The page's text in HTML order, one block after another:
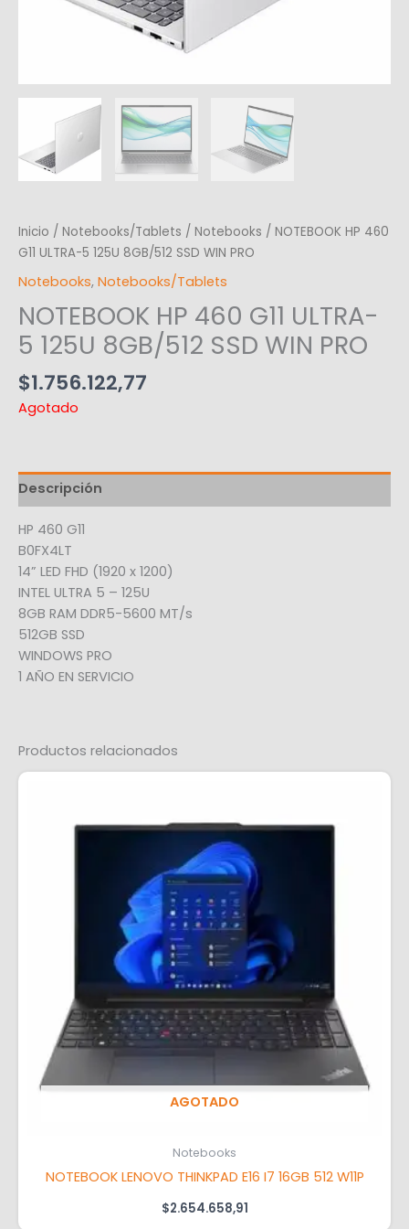
Inicio / Notebooks/Tablets / Notebooks / NOTEBOOK HP 460
G11 ULTRA-5 125U 8GB/512 SSD WIN PRO
Notebooks, Notebooks/Tablets
NOTEBOOK HP 460 G11 ULTRA-
5 125U 8GB/512 SSD WIN PRO
$1.756.122,77
Agotado
Descripción
HP 460 G11
B0FX4LT
14” LED FHD (1920 x 1200)
INTEL ULTRA 5 – 125U
8GB RAM DDR5-5600 MT/s
512GB SSD
WINDOWS PRO
1 AÑO EN SERVICIO
Productos relacionados
AGOTADO
Notebooks
NOTEBOOK LENOVO THINKPAD E16 I7 16GB 512 W11P
$2.654.658,91